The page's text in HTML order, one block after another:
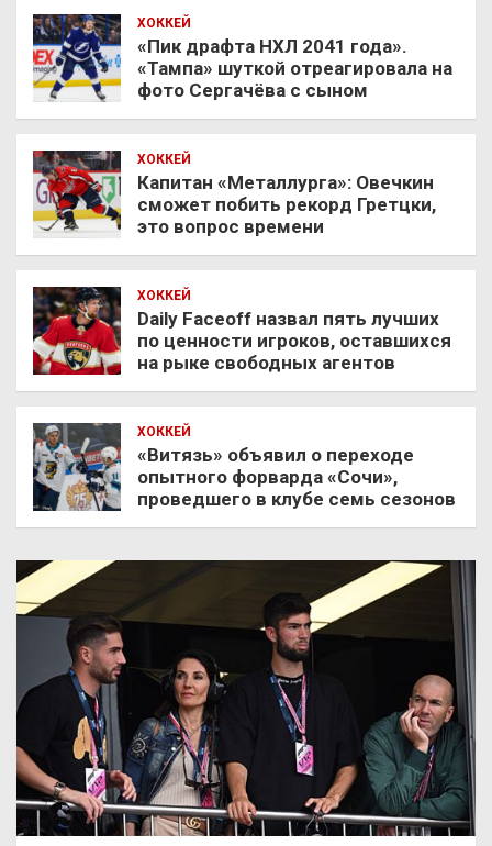
ХОККЕЙ
«Пик драфта НХЛ 2041 года».
«Тампа» шуткой отреагировала на
фото Сергачёва с сыном
ХОККЕЙ
Капитан «Металлурга»: Овечкин
сможет побить рекорд Гретцки,
это вопрос времени
ХОККЕЙ
Daily Faceoff назвал пять лучших
по ценности игроков, оставшихся
на рыке свободных агентов
ХОККЕЙ
«Витязь» объявил о переходе
опытного форварда «Сочи»,
проведшего в клубе семь сезонов